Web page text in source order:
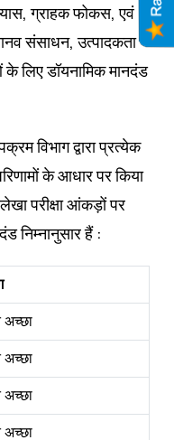
ग्राहक फोकस, एवं
संसाधन, उत्‍पादकता
लिए डॉयनामिक मानदंड
विभाग द्वारा प्रत्‍येक
के आधार पर किया
परीक्षा आंकड़ों पर
निम्‍नानुसार हैं :
अच्‍छा
अच्‍छा
अच्‍छा
अच्‍छा